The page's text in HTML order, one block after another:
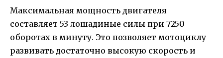
Максимальная мощность двигателя
составляет 53 лошадиные силы при 7250
оборотах в минуту. Это позволяет мотоциклу
развивать достаточно высокую скорость и